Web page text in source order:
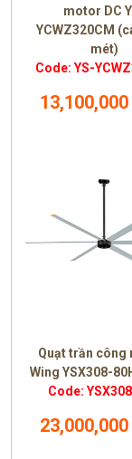
motor DC
YCWZ320CM
mét)
Code: YS-
Quạt trần công
Wing YSX308-
Code: